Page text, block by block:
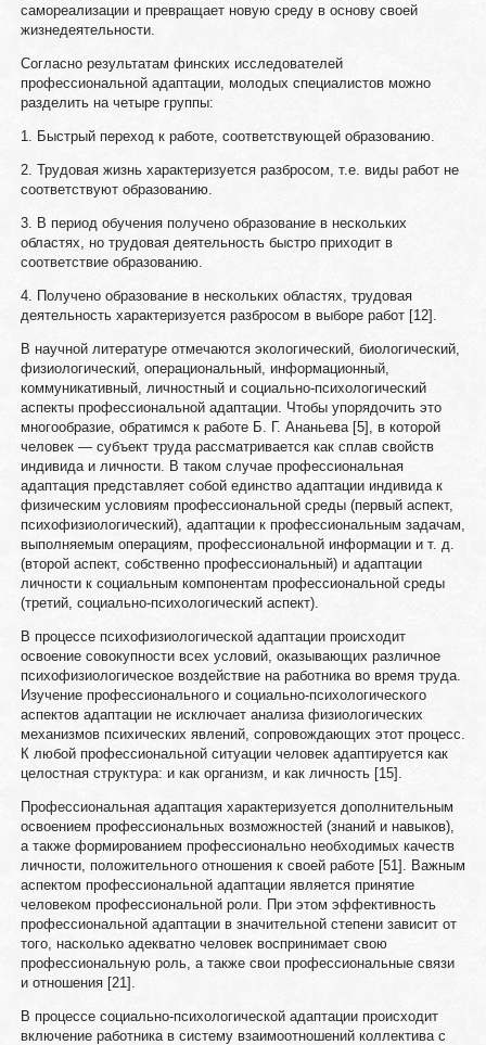
самореализации и превращает новую среду в основу своей
жизнедеятельности.
Согласно результатам финских исследователей
профессиональной адаптации, молодых специалистов можно
разделить на четыре группы:
1. Быстрый переход к работе, соответствующей образованию.
2. Трудовая жизнь характеризуется разбросом, т.е. виды работ не
соответствуют образованию.
3. В период обучения получено образование в нескольких
областях, но трудовая деятельность быстро приходит в
соответствие образованию.
4. Получено образование в нескольких областях, трудовая
деятельность характеризуется разбросом в выборе работ [12].
В научной литературе отмечаются экологический, биологический,
физиологический, операциональный, информационный,
коммуникативный, личностный и социально-психологический
аспекты профессиональной адаптации. Чтобы упорядочить это
многообразие, обратимся к работе Б. Г. Ананьева [5], в которой
человек — субъект труда рассматривается как сплав свойств
индивида и личности. В таком случае профессиональная
адаптация представляет собой единство адаптации индивида к
физическим условиям профессиональной среды (первый аспект,
психофизиологический), адаптации к профессиональным задачам,
выполняемым операциям, профессиональной информации и т. д.
(второй аспект, собственно профессиональный) и адаптации
личности к социальным компонентам профессиональной среды
(третий, социально-психологический аспект).
В процессе психофизиологической адаптации происходит
освоение совокупности всех условий, оказывающих различное
психофизиологическое воздействие на работника во время труда.
Изучение профессионального и социально-психологического
аспектов адаптации не исключает анализа физиологических
механизмов психических явлений, сопровождающих этот процесс.
К любой профессиональной ситуации человек адаптируется как
целостная структура: и как организм, и как личность [15].
Профессиональная адаптация характеризуется дополнительным
освоением профессиональных возможностей (знаний и навыков),
а также формированием профессионально необходимых качеств
личности, положительного отношения к своей работе [51]. Важным
аспектом профессиональной адаптации является принятие
человеком профессиональной роли. При этом эффективность
профессиональной адаптации в значительной степени зависит от
того, насколько адекватно человек воспринимает свою
профессиональную роль, а также свои профессиональные связи
и отношения [21].
В процессе социально-психологической адаптации происходит
включение работника в систему взаимоотношений коллектива с